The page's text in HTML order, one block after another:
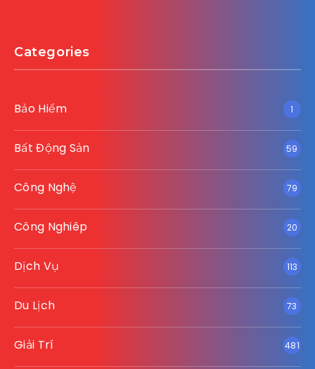
Categories
Bảo Hiểm 1
Bất Động Sản 59
Công Nghệ 79
Công Nghiêp 20
Dịch Vụ 113
Du Lịch 73
Giải Trí 481